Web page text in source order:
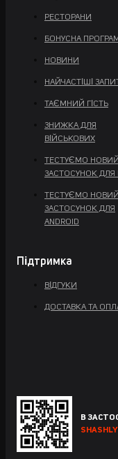
РЕСТОРАНИ
БОНУСНА
НОВИНИ
НАЙЧАСТІШІ
ТАЄМНИЙ ГІСТЬ
ЗНИЖКА ДЛЯ
ВІЙСЬКОВИХ
ТЕСТУЄМО НОВИЙ
ЗАСТОСУНОК ДЛЯ
ТЕСТУЄМО НОВИЙ
ЗАСТОСУНОК ДЛЯ
ANDROID
Підтримка
ВІДГУКИ
ДОСТАВКА ТА
В